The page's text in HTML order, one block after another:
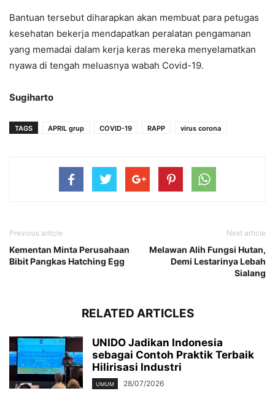
Bantuan tersebut diharapkan akan membuat para petugas
kesehatan bekerja mendapatkan peralatan pengamanan
yang memadai dalam kerja keras mereka menyelamatkan
nyawa di tengah meluasnya wabah Covid-19.
Sugiharto
TAGS APRIL grup COVID-19 RAPP virus corona
Previous article
Kementan Minta Perusahaan
Bibit Pangkas Hatching Egg
Next article
Melawan Alih Fungsi Hutan,
Demi Lestarinya Lebah
Sialang
RELATED ARTICLES
UNIDO Jadikan Indonesia
sebagai Contoh Praktik Terbaik
Hilirisasi Industri
UMUM 28/07/2026